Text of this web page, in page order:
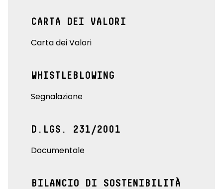
CARTA DEI VALORI
Carta dei Valori
WHISTLEBLOWING
Segnalazione
D.LGS. 231/2001
Documentale
BILANCIO DI SOSTENIBILITÀ